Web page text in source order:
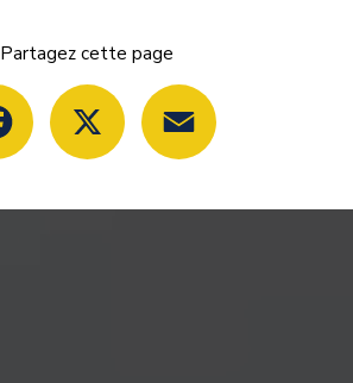
Partagez cette page
Facebook